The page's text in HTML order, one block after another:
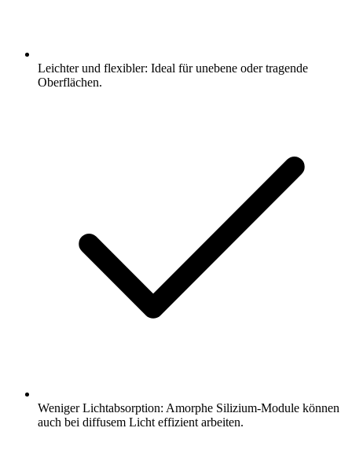
Leichter und flexibler: Ideal für unebene oder tragende
Oberflächen.
Weniger Lichtabsorption: Amorphe Silizium-Module können
auch bei diffusem Licht effizient arbeiten.